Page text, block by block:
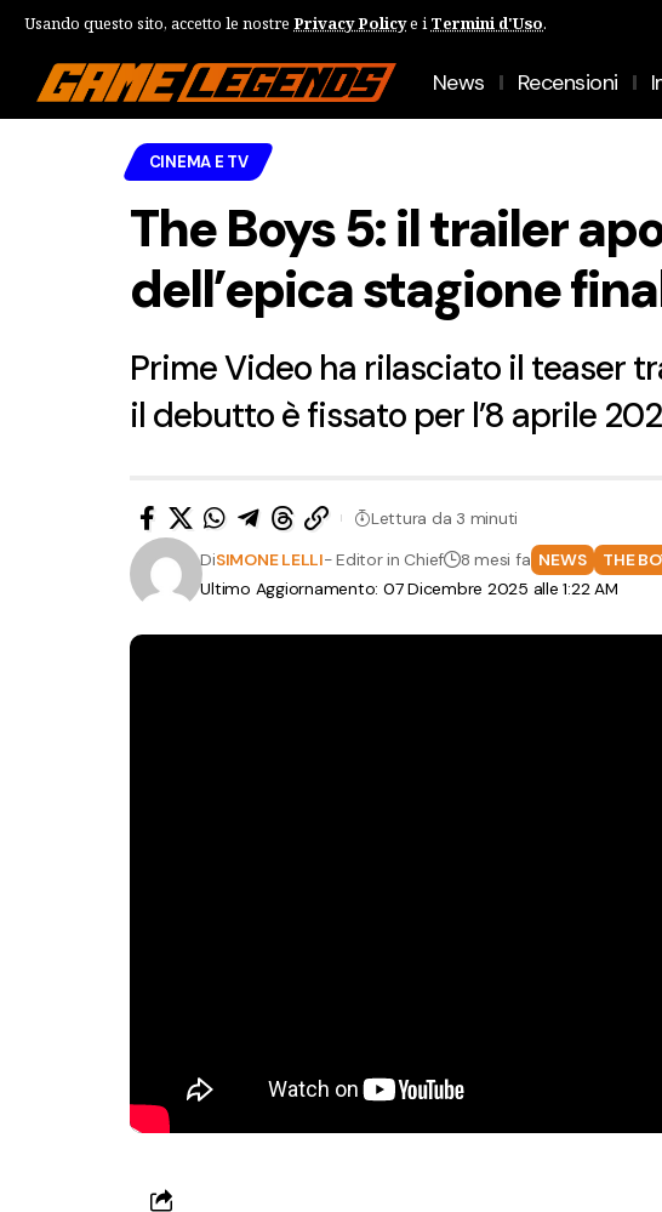
Usando questo sito, accetto le nostre Privacy Policye i Termini d'Uso.
News Recensioni
CINEMA E TV
The Boys 5: il trailer
dell’epica stagione
Prime Video ha rilasciato il teaser
il debutto è fissato per l’8 aprile
Ultimo Aggiornamento: 07 Dicembre 2025 alle 1:22 AM
DiSIMONE LELLI- Editor in Chief 8 mesi fa NEWS THE
Lettura da 3 minuti